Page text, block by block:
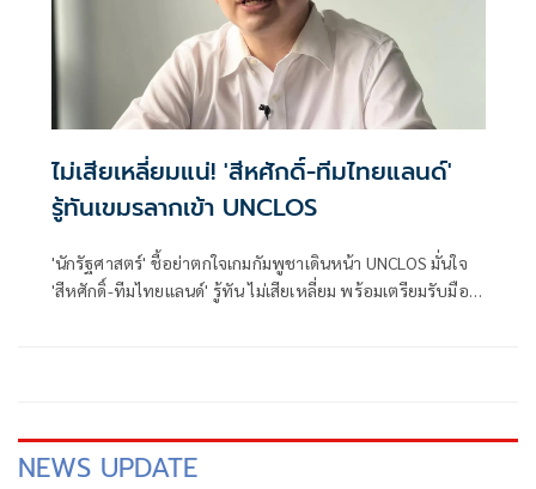
ไม่เสียเหลี่ยมแน่! 'สีหศักดิ์-ทีมไทยแลนด์'
รู้ทันเขมรลากเข้า UNCLOS
'นักรัฐศาสตร์' ชี้อย่าตกใจเกมกัมพูชาเดินหน้า UNCLOS มั่นใจ
'สีหศักดิ์-ทีมไทยแลนด์' รู้ทัน ไม่เสียเหลี่ยม พร้อมเตรียมรับมือ
NEWS UPDATE